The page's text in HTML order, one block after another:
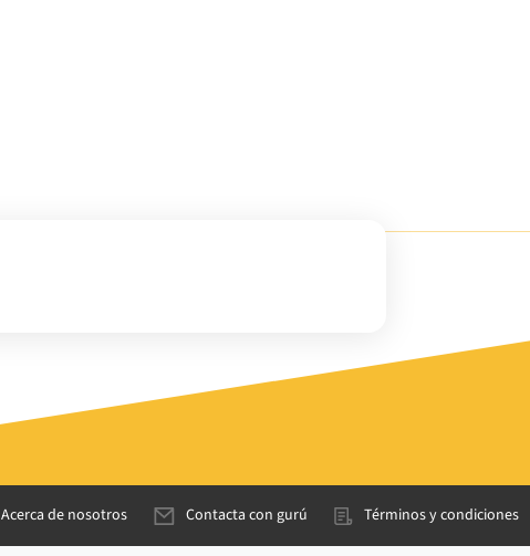
Acerca de nosotros Contacta con gurú Términos y condiciones